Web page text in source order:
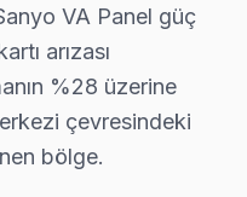
arası.
Sanyo LE serisi.
çalışmıyor veya açma
VA Panel güç
arızası
%28 üzerine
çevresindeki
bölge.